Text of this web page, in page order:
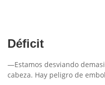
Déficit
—Estamos desviando
cabeza. Hay peligro de